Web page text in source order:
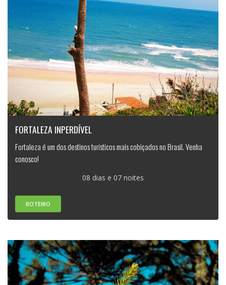
FORTALEZA INPERDÍVEL
Fortaleza é um dos destinos turísticos mais cobiçados no Brasil. Venha
conosco!
08 dias e 07 noites
ROTEIRO